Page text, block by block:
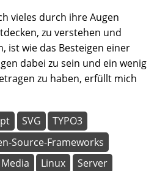
vieles durch ihre Augen
zu verstehen und
ist wie das Besteigen einer
dabei zu sein und ein wenig
zu haben, erfüllt mich
SVG
TYPO3
Source-Frameworks
Linux
Server